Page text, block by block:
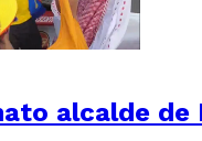
alcalde de